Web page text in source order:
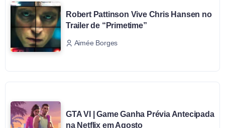
Robert Pattinson Vive Chris Hansen no
Trailer de “Primetime”
Aimée Borges
GTA VI | Game Ganha Prévia Antecipada
na Netflix em Agosto